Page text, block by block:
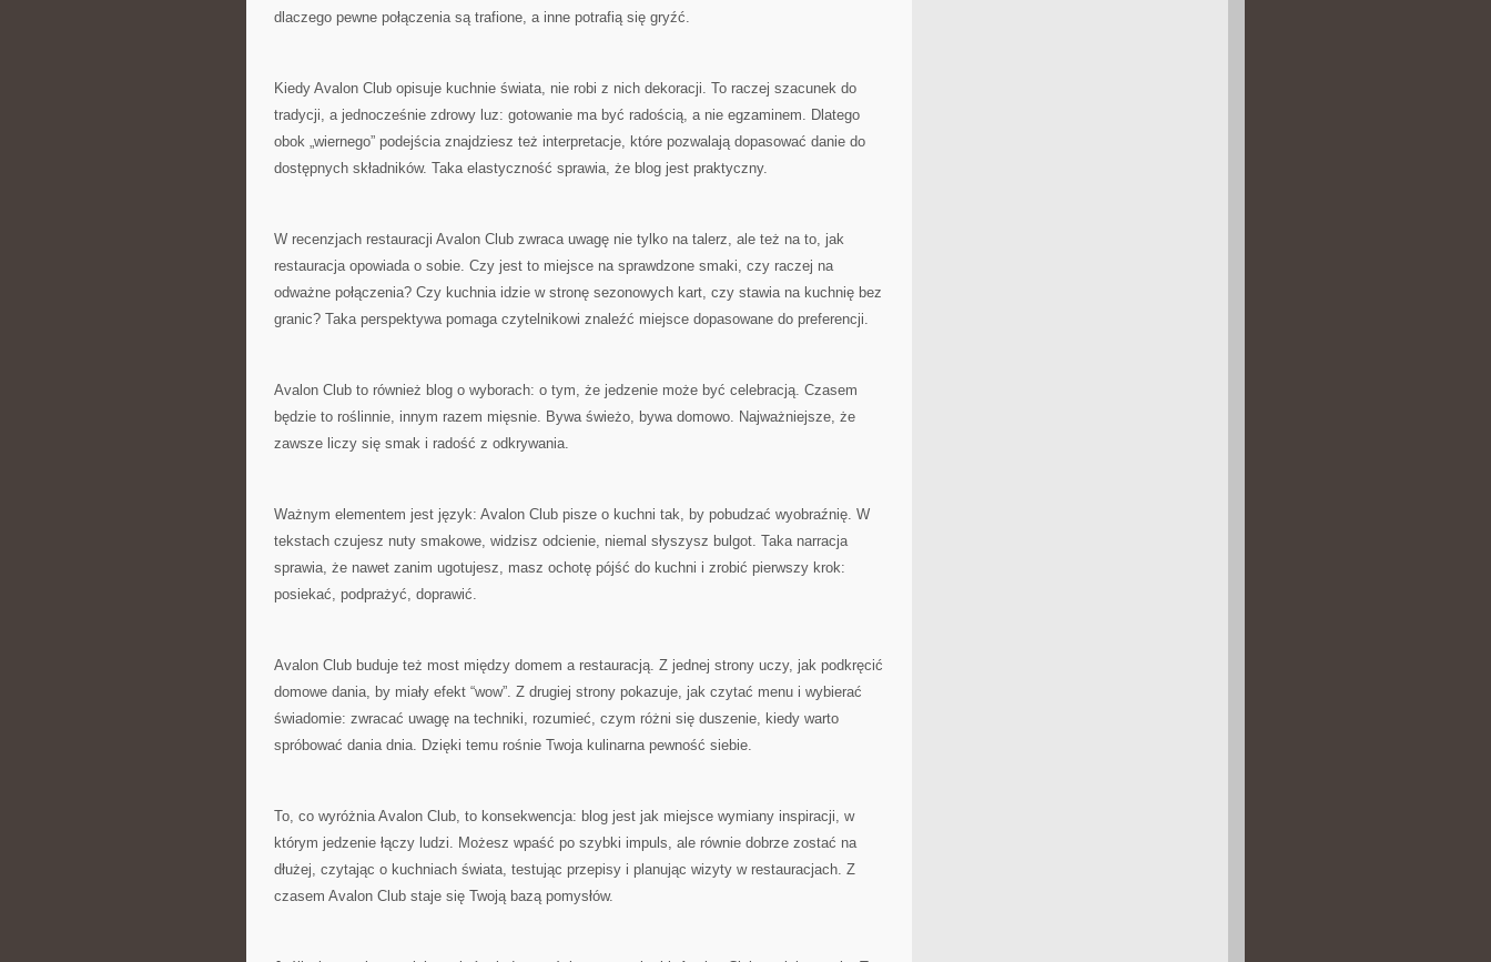
dlaczego pewne połączenia są trafione, a inne potrafią się gryźć.
Kiedy Avalon Club opisuje kuchnie świata, nie robi z nich dekoracji. To raczej szacunek do
tradycji, a jednocześnie zdrowy luz: gotowanie ma być radością, a nie egzaminem. Dlatego
obok „wiernego” podejścia znajdziesz też interpretacje, które pozwalają dopasować danie do
dostępnych składników. Taka elastyczność sprawia, że blog jest praktyczny.
W recenzjach restauracji Avalon Club zwraca uwagę nie tylko na talerz, ale też na to, jak
restauracja opowiada o sobie. Czy jest to miejsce na sprawdzone smaki, czy raczej na
odważne połączenia? Czy kuchnia idzie w stronę sezonowych kart, czy stawia na kuchnię bez
granic? Taka perspektywa pomaga czytelnikowi znaleźć miejsce dopasowane do preferencji.
Avalon Club to również blog o wyborach: o tym, że jedzenie może być celebracją. Czasem
będzie to roślinnie, innym razem mięsnie. Bywa świeżo, bywa domowo. Najważniejsze, że
zawsze liczy się smak i radość z odkrywania.
Ważnym elementem jest język: Avalon Club pisze o kuchni tak, by pobudzać wyobraźnię. W
tekstach czujesz nuty smakowe, widzisz odcienie, niemal słyszysz bulgot. Taka narracja
sprawia, że nawet zanim ugotujesz, masz ochotę pójść do kuchni i zrobić pierwszy krok:
posiekać, podprażyć, doprawić.
Avalon Club buduje też most między domem a restauracją. Z jednej strony uczy, jak podkręcić
domowe dania, by miały efekt “wow”. Z drugiej strony pokazuje, jak czytać menu i wybierać
świadomie: zwracać uwagę na techniki, rozumieć, czym różni się duszenie, kiedy warto
spróbować dania dnia. Dzięki temu rośnie Twoja kulinarna pewność siebie.
To, co wyróżnia Avalon Club, to konsekwencja: blog jest jak miejsce wymiany inspiracji, w
którym jedzenie łączy ludzi. Możesz wpaść po szybki impuls, ale równie dobrze zostać na
dłużej, czytając o kuchniach świata, testując przepisy i planując wizyty w restauracjach. Z
czasem Avalon Club staje się Twoją bazą pomysłów.